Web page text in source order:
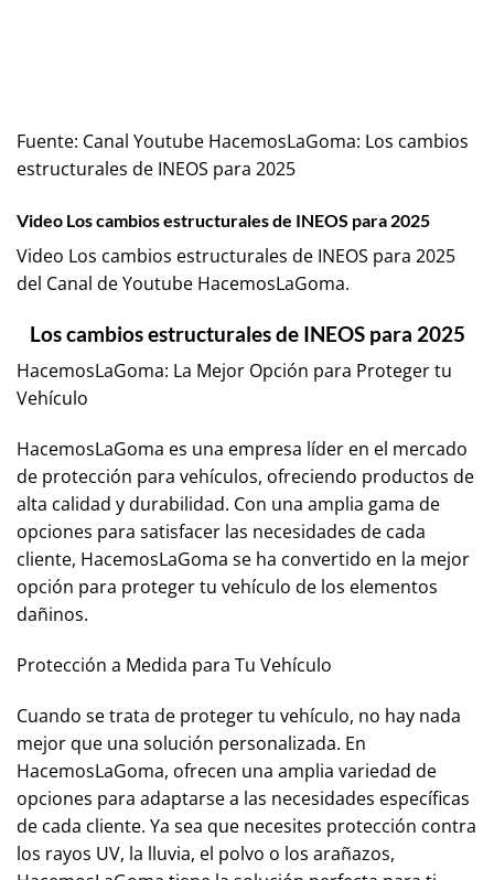
Fuente: Canal Youtube HacemosLaGoma: Los cambios
estructurales de INEOS para 2025
Video Los cambios estructurales de INEOS para 2025
Video Los cambios estructurales de INEOS para 2025
del Canal de Youtube HacemosLaGoma.
Los cambios estructurales de INEOS para 2025
HacemosLaGoma: La Mejor Opción para Proteger tu
Vehículo
HacemosLaGoma es una empresa líder en el mercado
de protección para vehículos, ofreciendo productos de
alta calidad y durabilidad. Con una amplia gama de
opciones para satisfacer las necesidades de cada
cliente, HacemosLaGoma se ha convertido en la mejor
opción para proteger tu vehículo de los elementos
dañinos.
Protección a Medida para Tu Vehículo
Cuando se trata de proteger tu vehículo, no hay nada
mejor que una solución personalizada. En
HacemosLaGoma, ofrecen una amplia variedad de
opciones para adaptarse a las necesidades específicas
de cada cliente. Ya sea que necesites protección contra
los rayos UV, la lluvia, el polvo o los arañazos,